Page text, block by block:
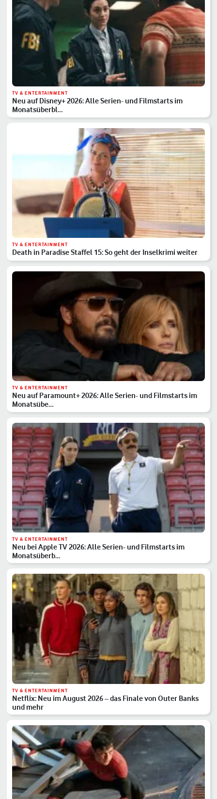
TV & ENTERTAINMENT
Neu auf Disney+ 2026: Alle Serien- und Filmstarts im
Monatsüberbl…
TV & ENTERTAINMENT
Death in Paradise Staffel 15: So geht der Inselkrimi weiter
TV & ENTERTAINMENT
Neu auf Paramount+ 2026: Alle Serien- und Filmstarts im
Monatsübe…
TV & ENTERTAINMENT
Neu bei Apple TV 2026: Alle Serien- und Filmstarts im
Monatsüberb…
TV & ENTERTAINMENT
Netflix: Neu im August 2026 – das Finale von Outer Banks
und mehr